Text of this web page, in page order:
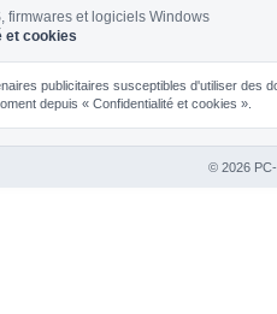
firmwares et logiciels Windows
et cookies
publicitaires susceptibles d'utiliser
depuis « Confidentialité et cookies ».
© 2026